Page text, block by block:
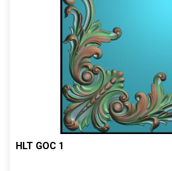
HLT GOC 1